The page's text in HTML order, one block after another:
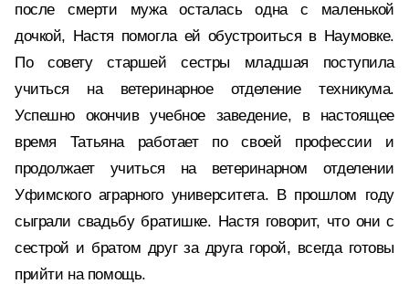
после смерти мужа осталась одна с маленькой
дочкой, Настя помогла ей обустроиться в Наумовке.
По совету старшей сестры младшая поступила
учиться на ветеринарное отделение техникума.
Успешно окончив учебное заведение, в настоящее
время Татьяна работает по своей профессии и
продолжает учиться на ветеринарном отделении
Уфимского аграрного университета. В прошлом году
сыграли свадьбу братишке. Настя говорит, что они с
сестрой и братом друг за друга горой, всегда готовы
прийти на помощь.